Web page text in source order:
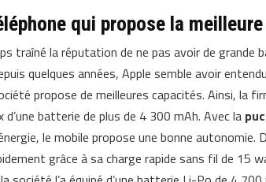
qui propose la
traîné la réputation de ne pas avoir de grande
quelques années, Apple semble avoir
propose de meilleures capacités. Ainsi, la
d’une batterie de plus de 4 300 mAh. Avec la
le mobile propose une bonne autonomie.
grâce à sa charge rapide sans fil de 15